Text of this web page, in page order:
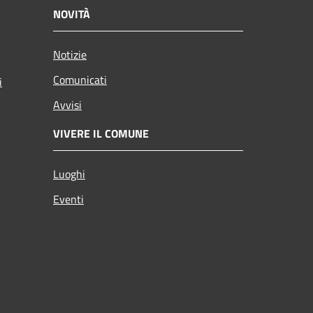
NOVITÀ
Notizie
Comunicati
Avvisi
VIVERE IL COMUNE
Luoghi
Eventi